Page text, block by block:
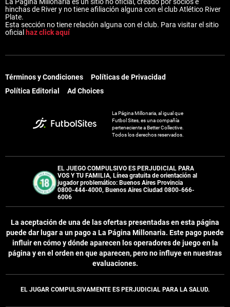
hinchas de River y no tiene afiliación alguna con el club Atlético River
Plate.
Esta sección no tiene relación alguna con el club. Para visitar el sitio
oficial haz click aquí
Términos y Condiciones
Políticas de Privacidad
Política Editorial
Ad Choices
La Página Millonaria, al igual que
Futbol Sites, es una compañía
perteneciente a Better Collective.
Todos los derechos reservados.
EL JUEGO COMPULSIVO ES PERJUDICIAL PARA
VOS Y TU FAMILIA, Línea gratuita de orientación al
jugador problemático: Buenos Aires Provincia
0800-444-4000, Buenos Aires Ciudad 0800-666-
6006
La aceptación de una de las ofertas presentadas en esta página
puede dar lugar a un pago a La Página Millonaria. Este pago puede
influir en cómo y dónde aparecen los operadores de juego en la
página y en el orden en que aparecen, pero no influye en nuestras
evaluaciones.
EL JUGAR COMPULSIVAMENTE ES PERJUDICIAL PARA LA SALUD.